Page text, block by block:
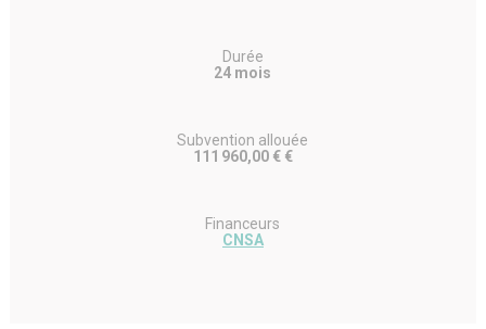
Durée
24 mois
Subvention allouée
111 960,00 € €
Financeurs
CNSA